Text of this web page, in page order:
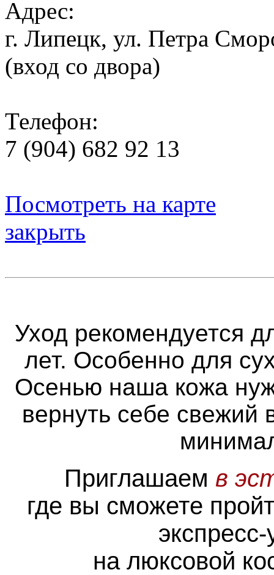
Адрес:
г. Липецк, ул. Петра
(вход со двора)
Телефон:
7 (904) 682 92 13
Посмотреть на карте
закрыть
Уход рекомендуется
лет. Особенно для
Осенью наша кожа
вернуть себе свежий
Приглашаем в
где вы сможете
на люксовой